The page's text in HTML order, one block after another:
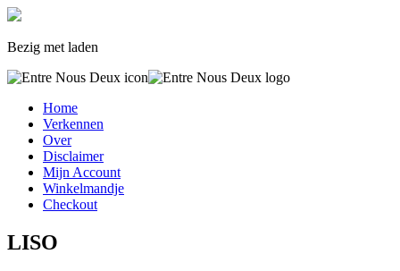
Bezig met laden
Home
Verkennen
Over
Disclaimer
Mijn Account
Winkelmandje
Checkout
LISO